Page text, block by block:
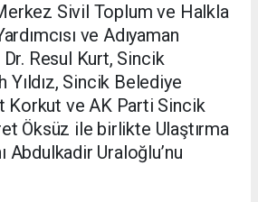
Sivil Toplum ve Halkla
ve Adıyaman
Resul Kurt, Sincik
Yıldız, Sincik Belediye
Korkut ve AK Parti Sincik
Öksüz ile birlikte Ulaştırma
Abdulkadir Uraloğlu’nu